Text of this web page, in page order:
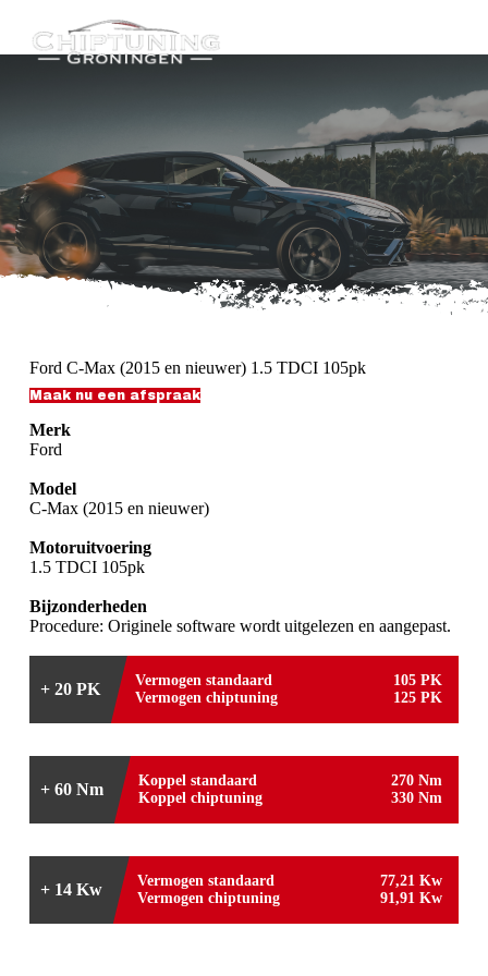
n
i
n
h
u
d
Ford C-Max (2015 en nieuwer) 1.5 TDCI 105pk
Maak nu een afspraak
Merk
Ford
Model
C-Max (2015 en nieuwer)
Motoruitvoering
1.5 TDCI 105pk
Bijzonderheden
Procedure: Originele software wordt uitgelezen en aangepast.
+ 20 PK Vermogen standaard
105 PK
Vermogen chiptuning
125 PK
+ 60 Nm Koppel standaard
270 Nm
Koppel chiptuning
330 Nm
+ 14 Kw Vermogen standaard
77,21 Kw
Vermogen chiptuning
91,91 Kw